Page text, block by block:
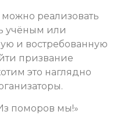
реализовать
учёным или
и востребованную
призвание
это наглядно
поморов мы!»